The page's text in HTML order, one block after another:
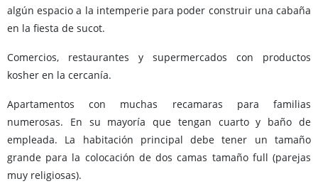
algún espacio a la intemperie para poder construir una cabaña
en la fiesta de sucot.
Comercios, restaurantes y supermercados con productos
kosher en la cercanía.
Apartamentos con muchas recamaras para familias
numerosas. En su mayoría que tengan cuarto y baño de
empleada. La habitación principal debe tener un tamaño
grande para la colocación de dos camas tamaño full (parejas
muy religiosas).